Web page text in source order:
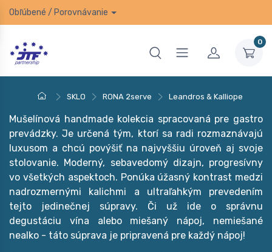
Obľúbené / Porovnávanie
0
SKLO RONA 2serve Leandros & Kalliope
Mušelínová handmade kolekcia spracovaná pre gastro
prevádzky. Je určená tým, ktorí sa radi rozmaznávajú
luxusom a chcú povýšiť na najvyššiu úroveň aj svoje
stolovanie. Moderný, sebavedomý dizajn, progresívny
vo všetkých aspektoch. Ponúka úžasný kontrast medzi
nadrozmernými kalichmi a ultraľahkým prevedením
tejto jedinečnej súpravy. Či už ide o správnu
degustáciu vína alebo miešaný nápoj, nemiešané
nealko - táto súprava je pripravená pre každý nápoj!